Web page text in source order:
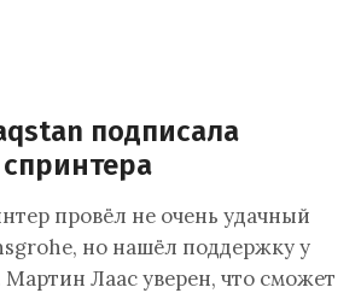
подписала
спринтера
провёл не очень удачный
но нашёл поддержку у
Мартин Лаас уверен, что сможет